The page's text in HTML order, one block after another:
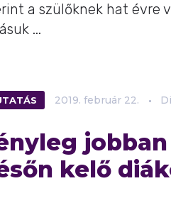
a szülőknek hat évre
...
2019. február 22.
kelő